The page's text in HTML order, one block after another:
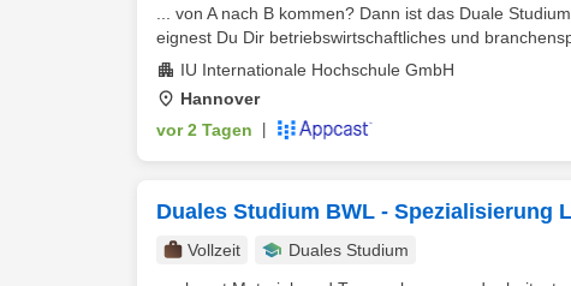
... von A nach B kommen? Dann ist das Duale
eignest Du Dir betriebswirtschaftliches und
IU Internationale Hochschule GmbH
Hannover
vor 2 Tagen
Duales Studium BWL - Spezialisierung
Vollzeit
Duales Studium